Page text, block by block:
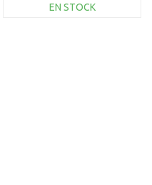
EN STOCK